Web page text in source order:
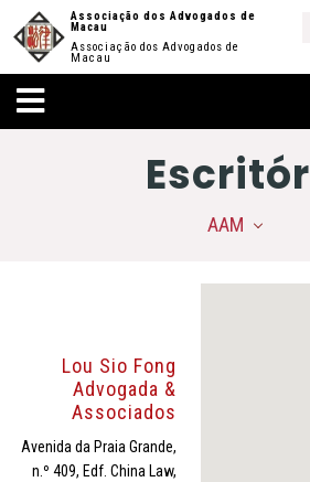
Associação dos Advogados de
Macau
Associação dos Advogados de
Macau
AAM
Lou Sio Fong
Advogada &
Associados
Avenida da Praia Grande,
n.º 409, Edf. China Law,